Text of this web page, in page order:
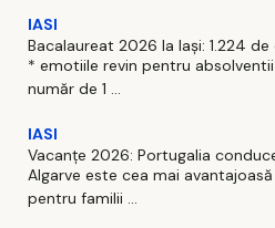
IASI
Bacalaureat 2026 la Iași: 1.224
* emotiile revin pentru
număr de 1 ...
IASI
Vacanțe 2026: Portugalia
Algarve este cea mai
pentru familii ...